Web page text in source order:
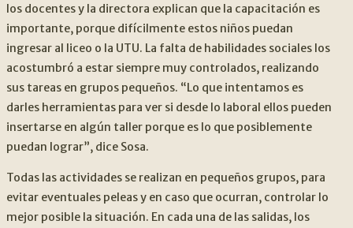
los docentes y la directora explican que la capacitación es
importante, porque difícilmente estos niños puedan
ingresar al liceo o la UTU. La falta de habilidades sociales los
acostumbró a estar siempre muy controlados, realizando
sus tareas en grupos pequeños. “Lo que intentamos es
darles herramientas para ver si desde lo laboral ellos pueden
insertarse en algún taller porque es lo que posiblemente
puedan lograr”, dice Sosa.
Todas las actividades se realizan en pequeños grupos, para
evitar eventuales peleas y en caso que ocurran, controlar lo
mejor posible la situación. En cada una de las salidas, los